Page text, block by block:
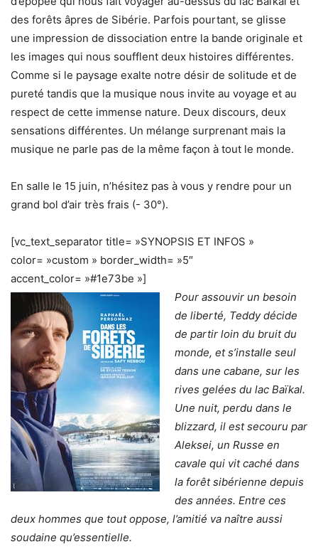
des forêts âpres de Sibérie. Parfois pourtant, se glisse
une impression de dissociation entre la bande originale et
les images qui nous soufflent deux histoires différentes.
Comme si le paysage exalte notre désir de solitude et de
pureté tandis que la musique nous invite au voyage et au
respect de cette immense nature. Deux discours, deux
sensations différentes. Un mélange surprenant mais la
musique ne parle pas de la même façon à tout le monde.
En salle le 15 juin, n’hésitez pas à vous y rendre pour un
grand bol d’air très frais (- 30°).
[vc_text_separator title= »SYNOPSIS ET INFOS »
color= »custom » border_width= »5″
accent_color= »#1e73be »]
Pour assouvir un besoin
de liberté, Teddy décide
de partir loin du bruit du
monde, et s’installe seul
dans une cabane, sur les
rives gelées du lac Baïkal.
Une nuit, perdu dans le
blizzard, il est secouru par
Aleksei, un Russe en
cavale qui vit caché dans
la forêt sibérienne depuis
des années. Entre ces
deux hommes que tout oppose, l’amitié va naître aussi
soudaine qu’essentielle.